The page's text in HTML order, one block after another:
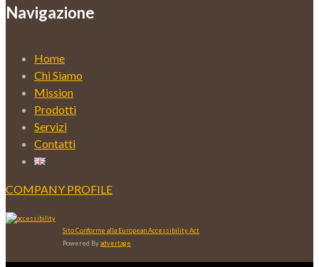
Navigazione
Home
Chi Siamo
Mission
Prodotti
Servizi
Contatti
COMPANY PROFILE
Sito Conforme alla European Accessibility Act
Powered Byadvertage